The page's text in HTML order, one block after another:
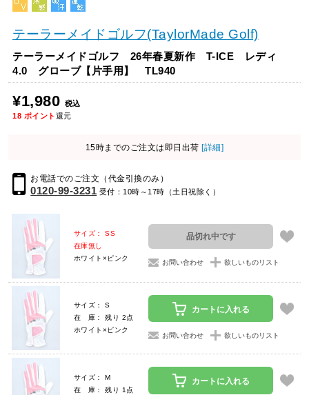
テーラーメイドゴルフ(TaylorMade Golf)
テーラーメイドゴルフ 26年春夏新作 T-ICE レディ
4.0 グローブ【片手用】 TL940
¥1,980 税込
18 ポイント 還元
15時までのご注文は即日出荷 [詳細]
お電話でのご注文（代金引換のみ）
0120-99-3231 受付：10時～17時（土日祝除く）
サイズ： SS
在庫無し
ホワイト×ピンク
品切れ中です
お問い合わせ 欲しいものリスト
サイズ： S
在 庫： 残り 2点
ホワイト×ピンク
カートに入れる
お問い合わせ 欲しいものリスト
サイズ： M
在 庫： 残り 1点
カートに入れる